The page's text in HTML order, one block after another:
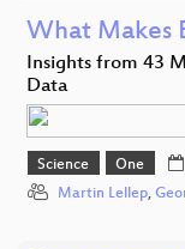
What Makes
Insights from 43
Data
Science One
Martin Lellep,